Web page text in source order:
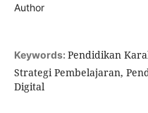
Author
Keywords: Pendidikan
Strategi Pembelajaran,
Digital